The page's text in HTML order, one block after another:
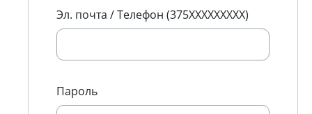
Эл. почта / Телефон (375XXXXXXXXX)
Пароль